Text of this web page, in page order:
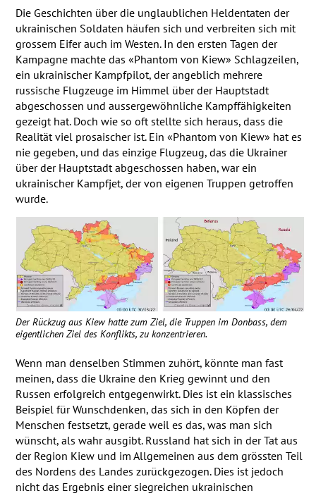
Die Geschichten über die unglaublichen Heldentaten der
ukrainischen Soldaten häufen sich und verbreiten sich mit
grossem Eifer auch im Westen. In den ersten Tagen der
Kampagne machte das «Phantom von Kiew» Schlagzeilen,
ein ukrainischer Kampfpilot, der angeblich mehrere
russische Flugzeuge im Himmel über der Hauptstadt
abgeschossen und aussergewöhnliche Kampffähigkeiten
gezeigt hat. Doch wie so oft stellte sich heraus, dass die
Realität viel prosaischer ist. Ein «Phantom von Kiew» hat es
nie gegeben, und das einzige Flugzeug, das die Ukrainer
über der Hauptstadt abgeschossen haben, war ein
ukrainischer Kampfjet, der von eigenen Truppen getroffen
wurde.
Der Rückzug aus Kiew hatte zum Ziel, die Truppen im Donbass, dem
eigentlichen Ziel des Konflikts, zu konzentrieren.
Wenn man denselben Stimmen zuhört, könnte man fast
meinen, dass die Ukraine den Krieg gewinnt und den
Russen erfolgreich entgegenwirkt. Dies ist ein klassisches
Beispiel für Wunschdenken, das sich in den Köpfen der
Menschen festsetzt, gerade weil es das, was man sich
wünscht, als wahr ausgibt. Russland hat sich in der Tat aus
der Region Kiew und im Allgemeinen aus dem grössten Teil
des Nordens des Landes zurückgezogen. Dies ist jedoch
nicht das Ergebnis einer siegreichen ukrainischen